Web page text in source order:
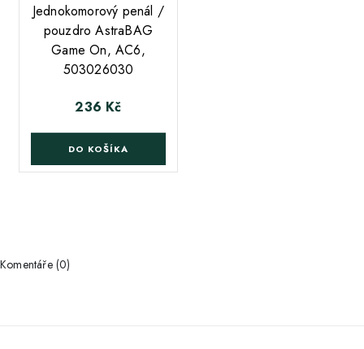
Jednokomorový penál /
pouzdro AstraBAG
Game On, AC6,
503026030
Cena
236 Kč
DO KOŠÍKA
Komentáře (0)